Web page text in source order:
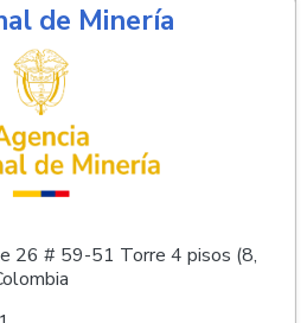
de Minería
26 # 59-51 Torre 4 pisos (8,